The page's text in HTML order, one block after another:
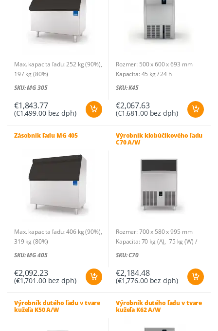
230V-1N~
Príkon/100 kg: 23,3 kWh (A), 20,6
Príkon/100 kg: 17,8 kWh (A), 20
Max. kapacita ľadu: 252 kg (90%),
197 kg (80%)
Rozmer: 1081 x 824 x 968 mm
SKU: MG 305
€1,843.77
(€1,499.00bez dph)
Rozmer: 500 x 600 x 693 mm
Kapacita: 45 kg / 24 h
Druh ľadu: dutý ľad v tvare kužeľa
Kusov na cyklus: 35
Spotreba vody: 3,8l/h (A) ; 45,5/h
Zásobník: na 16 kg – 762 ks
Chladivo: R290
230V-1N~
Príkon/100 kg: 15,1 kWh (A), 16,9
SKU: K45
€2,067.63
(€1,681.00bez dph)
Zásobník ľadu MG 405
Max. kapacita ľadu: 406 kg (90%),
319 kg (80%)
Rozmer: 1235 x 873 x 1270 mm
SKU: MG 405
€2,092.23
(€1,701.00bez dph)
Výrobník klobúčikového ľadu
C70 A/W
Rozmer: 700 x 580 x 995 mm
Kapacita: 70 kg (A), 75 kg (W) /
24 h
Hmotnosť ľadu: 20 g
Kusov na cyklus: 56
45,8l/h (W)
Zásobník: na 42 kg – 2100 ks
Príkon: 0,62 kW (A), 0,49 kW (W) /
SKU: C70
€2,184.48
(€1,776.00bez dph)
Výrobník dutého ľadu v tvare
kužeľa K50 A/W
Výrobník dutého ľadu v tvare
kužeľa K62 A/W